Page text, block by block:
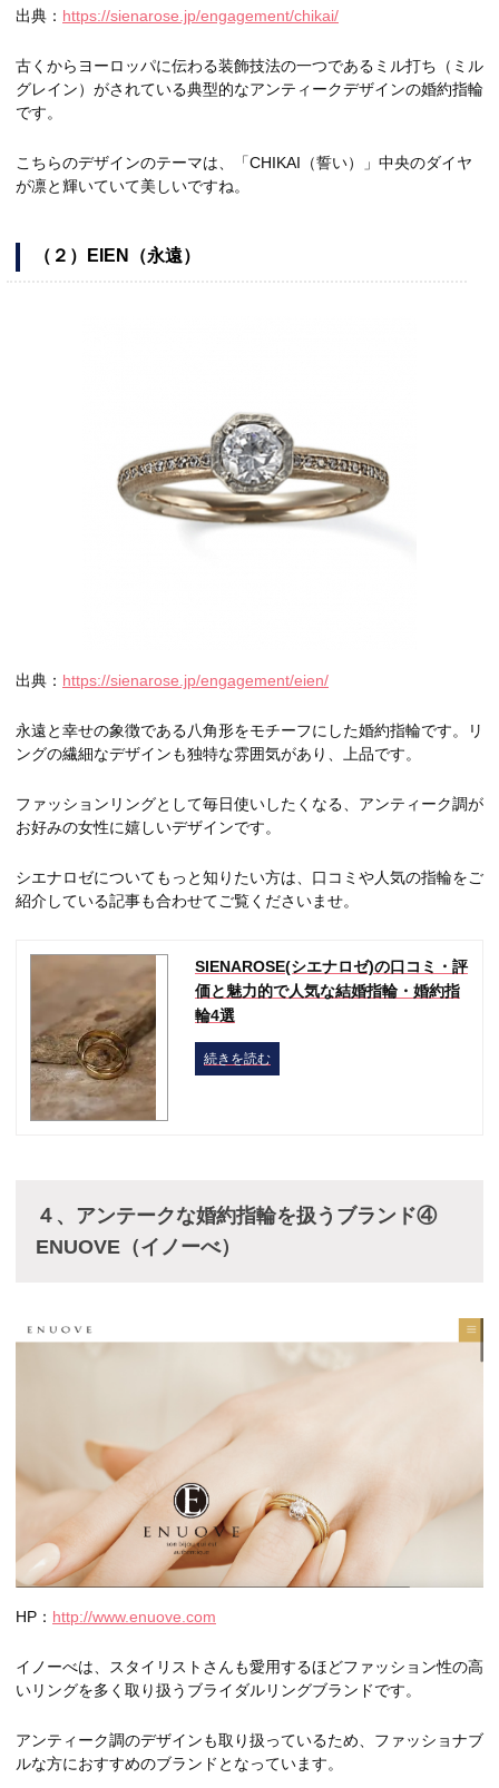
出典： https://sienarose.jp/engagement/chikai/
古くからヨーロッパに伝わる装飾技法の一つであるミル打ち（ミル
グレイン）がされている典型的なアンティークデザインの婚約指輪
です。
こちらのデザインのテーマは、「CHIKAI（誓い）」中央のダイヤ
が凛と輝いていて美しいですね。
（２）EIEN（永遠）
出典： https://sienarose.jp/engagement/eien/
永遠と幸せの象徴である八角形をモチーフにした婚約指輪です。リ
ングの繊細なデザインも独特な雰囲気があり、上品です。
ファッションリングとして毎日使いしたくなる、アンティーク調が
お好みの女性に嬉しいデザインです。
シエナロゼについてもっと知りたい方は、口コミや人気の指輪をご
紹介している記事も合わせてご覧くださいませ。
SIENAROSE(シエナロゼ)の口コミ・評
価と魅力的で人気な結婚指輪・婚約指
輪4選
続きを読む
４、 アンテークな婚約指輪を扱うブランド④
ENUOVE（イノーべ）
HP： http://www.enuove.com
イノーべは、スタイリストさんも愛用するほどファッション性の高
いリングを多く取り扱うブライダルリングブランドです。
アンティーク調のデザインも取り扱っているため、ファッショナブ
ルな方におすすめのブランドとなっています。